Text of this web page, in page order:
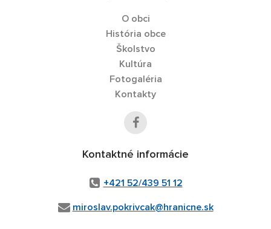
O obci
História obce
Školstvo
Kultúra
Fotogaléria
Kontakty
Kontaktné informácie
+421 52/439 51 12
miroslav.pokrivcak@hranicne.sk